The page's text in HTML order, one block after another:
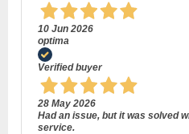
10 Jun 2026
optima
Verified buyer
28 May 2026
Had an issue, but it was solved
service.